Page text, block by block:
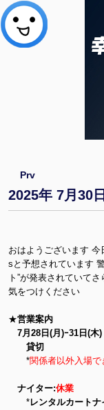
Prv
2025年 7月30
おはようございます
sと予想されています
ト”が発表されていて
気をつけください
★営業案内
7月28日(月)ｰ31日(木)
貸切
*関係者以外入場で
ナイター:休業
*レンタルカート